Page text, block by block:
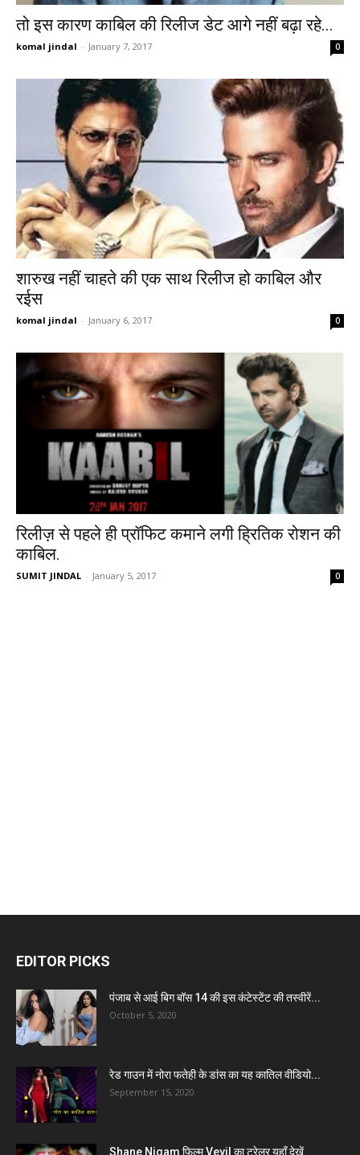
तो इस कारण काबिल की रिलीज डेट आगे नहीं बढ़ा रहे...
komal jindal - January 7, 2017 0
शारुख नहीं चाहते की एक साथ रिलीज हो काबिल और
रईस
komal jindal - January 6, 2017 0
रिलीज़ से पहले ही प्रॉफिट कमाने लगी ह्रितिक रोशन की
काबिल.
SUMIT JINDAL - January 5, 2017 0
EDITOR PICKS
पंजाब से आई बिग बॉस 14 की इस कंटेस्टेंट की तस्वीरें...
October 5, 2020
रेड गाउन में नोरा फतेही के डांस का यह कातिल वीडियो...
September 15, 2020
Shane Nigam फिल्म Veyil का ट्रेलर यहाँ देखें